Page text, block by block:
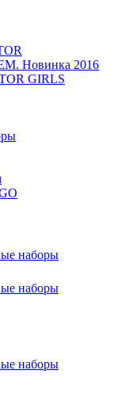
Новинка 2016
GIRLS
наборы
наборы
наборы